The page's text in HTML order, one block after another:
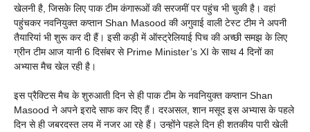
खेलनी है, जिसके लिए पाक टीम कंगारूओं की सरजमीं पर पहुंच भी चुकी है। वहां
पहुंचकर नवनियुक्त कप्तान Shan Masood की अगुवाई वाली टेस्ट टीम ने अपनी
तैयारियां भी शुरू कर दी हैं। इसी कड़ी में ऑस्ट्रेलियाई पिच की अच्छी समझ के लिए
ग्रीन टीम आज यानी 6 दिसंबर से Prime Minister’s XI के साथ 4 दिनों का
अभ्यास मैच खेल रही है।
इस प्रैक्टिस मैच के शुरुआती दिन से ही पाक टीम के नवनियुक्त कप्तान Shan
Masood ने अपने इरादे साफ कर दिए हैं। दरअसल, शान मसूद इस अभ्यास के पहले
दिन से ही जबरदस्त लय में नजर आ रहे हैं। उन्होंने पहले दिन ही शतकीय पारी खेली